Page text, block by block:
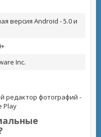
версия Android - 5.0 и
Inc.
редактор фотографий -
Play